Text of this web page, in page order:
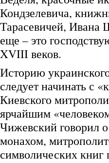
Кондзелевича,
Тарасевичей,
еще – это
XVIII веков.
Историю
следует начинать с
Киевского
ярчайшим
Чижевский говорил
монахом,
символических книг